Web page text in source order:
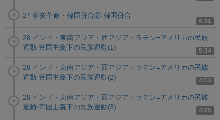
4:31
27 辛亥革命・韓国併合②-韓国併合
5:34
28 インド・東南アジア・西アジア・ラテン=アメリカの民族
運動-帝国主義下の民族運動(1)
4:53
28 インド・東南アジア・西アジア・ラテン=アメリカの民族
運動-帝国主義下の民族運動(2)
4:25
28 インド・東南アジア・西アジア・ラテン=アメリカの民族
運動-帝国主義下の民族運動(3)